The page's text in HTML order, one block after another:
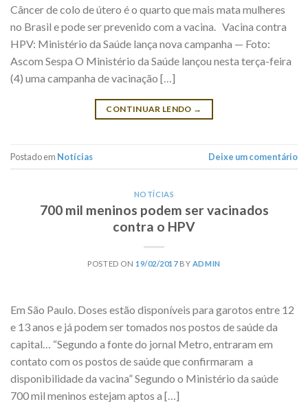
Câncer de colo de útero é o quarto que mais mata mulheres
no Brasil e pode ser prevenido com a vacina. Vacina contra
HPV: Ministério da Saúde lança nova campanha — Foto:
Ascom Sespa O Ministério da Saúde lançou nesta terça-feira
(4) uma campanha de vacinação […]
CONTINUAR LENDO →
Postado em Notícias Deixe um comentário
NOTÍCIAS
700 mil meninos podem ser vacinados
contra o HPV
POSTED ON 19/02/2017BY ADMIN
Em São Paulo. Doses estão disponíveis para garotos entre 12
e 13 anos e já podem ser tomados nos postos de saúde da
capital… “Segundo a fonte do jornal Metro, entraram em
contato com os postos de saúde que confirmaram a
disponibilidade da vacina” Segundo o Ministério da saúde
700 mil meninos estejam aptos a […]